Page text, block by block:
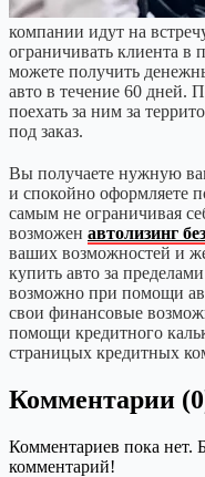
компании идут на
ограничивать клиента в
можете получить
авто в течение 60 дней.
поехать за ним за
под заказ.
Вы получаете нужную
и спокойно оформляете
самым не ограничивая
возможен автолизинг
ваших возможностей и
купить авто за
возможно при помощи
свои финансовые
помощи кредитного
страницых кредитных
Комментарии
Комментариев пока нет.
комментарий!